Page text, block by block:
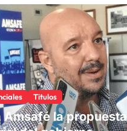
Titulos
Amsafé la propuesta